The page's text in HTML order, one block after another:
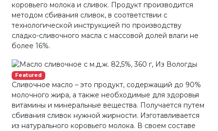
коровьего молока и сливок. Продукт производится
методом сбивания сливок, в соответствии с
технологической инструкцией по производству
сладко-сливочного масла с массовой долей влаги не
более 16%.
Featured
Сливочное масло – это продукт, содержащий до 90%
молочного жира, а также необходимые для здоровья
витамины и минеральные вещества. Получается путем
сбивания сливок нужной жирности. Изготавливается
из натурального коровьего молока. В своем составе